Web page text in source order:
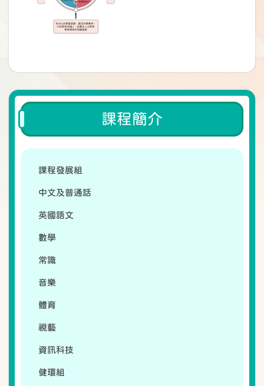
課程簡介
課程發展組
中文及普通話
英國語文
數學
常識
音樂
體育
視藝
資訊科技
健環組